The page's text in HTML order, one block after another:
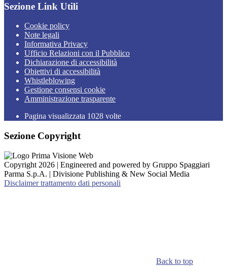
Sezione Link Utili
Cookie policy
Note legali
Informativa Privacy
Ufficio Relazioni con il Pubblico
Dichiarazione di accessibilità
Obiettivi di accessibilità
Whistleblowing
Gestione consensi cookie
Amministrazione trasparente
Pagina visualizzata 1028 volte
Sezione Copyright
Copyright 2026 | Engineered and powered by Gruppo Spaggiari
Parma S.p.A. | Divisione Publishing & New Social Media
Disclaimer trattamento dati personali
Back to top